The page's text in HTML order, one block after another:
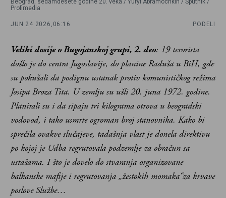
Profimedia
JUN 24 2026, 06:16 PODELI
Veliki dosije o Bugojanskoj grupi, 2. deo: 19 terorista
došlo jedo centra Jugoslavije, do planine Raduša u BiH, gde
su pokušali da podignu ustanak protiv komunističkog režima
Josipa Broza Tita. U zemlju su ušli 20. juna 1972. godine.
Planirali su i da sipaju tri kilograma otrova u beogradski
vodovod, i tako usmrte ogroman broj stanovnika. Kako bi
sprečila ovakve slučajeve, tadašnja vlast je donela direktivu
po kojoj je Udba regrutovala podzemlje za obračun sa
ustašama. I što je dovelo do stvaranja organizovane
balkanske mafije i regrutovanja „žestokih momaka“za krvave
poslove Službe…